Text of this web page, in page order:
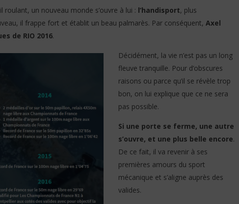
un nouveau monde s’ouvre à lui : l’handisport, plus
il frappe fort et établit un beau palmarès. Par conséquent, Axel
de RIO 2016.
Décidément, la vie n’est pas un long
fleuve tranquille. Pour d’obscures
raisons ou parce qu’il se révèle trop
bon, on lui explique que ce ne sera
pas possible.
Si une porte se ferme, une autre
s’ouvre, et une plus belle encore.
De ce fait, il va revenir à ses
premières amours du sport
mécanique et s’aligne auprès des
valides.